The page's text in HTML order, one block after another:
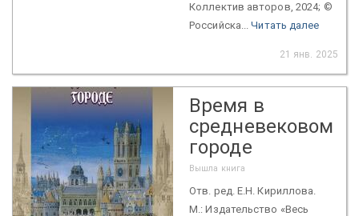
Коллектив авторов, 2024; ©
Российска...Читать далее
21 янв. 2025
Время в
средневековом
городе
Вышла книга
Отв. ред. Е.Н. Кириллова.
М.: Издательство «Весь